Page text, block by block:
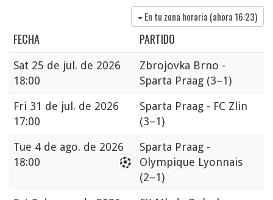
En tu zona horaria (ahora 16:23)
FECHA PARTIDO
Sat 25 de jul. de 2026
18:00
Zbrojovka Brno -
Sparta Praag (3–1)
Fri 31 de jul. de 2026
17:00
Sparta Praag - FC Zlin
(3–1)
Tue 4 de ago. de 2026
18:00
Sparta Praag -
Olympique Lyonnais
(2–1)